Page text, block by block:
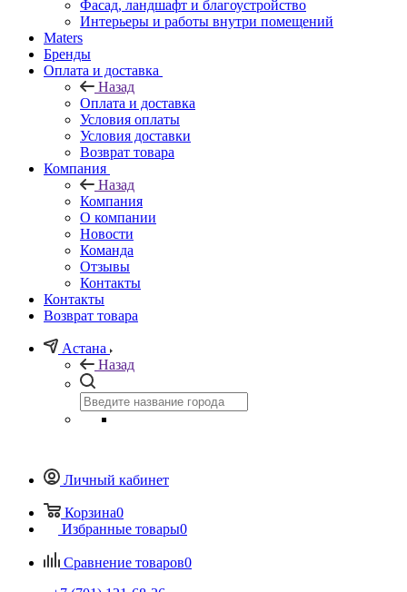
Фасад, ландшафт и благоустройство
Интерьеры и работы внутри помещений
Maters
Бренды
Оплата и доставка
Назад
Оплата и доставка
Условия оплаты
Условия доставки
Возврат товара
Компания
Назад
Компания
О компании
Новости
Команда
Отзывы
Контакты
Контакты
Возврат товара
Астана
Назад
Личный кабинет
Корзина0
Избранные товары0
Сравнение товаров0